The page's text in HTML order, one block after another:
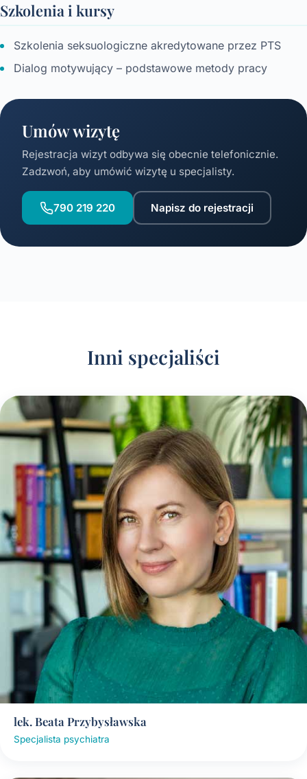
Szkolenia i kursy
Szkolenia seksuologiczne akredytowane przez PTS
Dialog motywujący – podstawowe metody pracy
Umów wizytę
Rejestracja wizyt odbywa się obecnie telefonicznie.
Zadzwoń, aby umówić wizytę u specjalisty.
790 219 220 Napisz do rejestracji
Inni specjaliści
lek. Beata Przybysławska
Specjalista psychiatra